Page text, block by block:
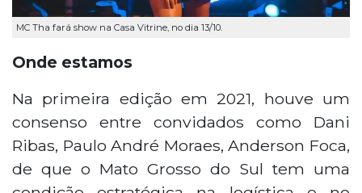
MC Tha fará show na Casa Vitrine, no dia 13/10.
Onde estamos
Na primeira edição em 2021, houve um
consenso entre convidados como Dani
Ribas, Paulo André Moraes, Anderson Foca,
de que o Mato Grosso do Sul tem uma